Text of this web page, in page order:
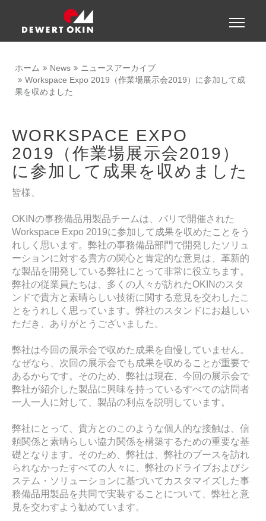
Toggle
ホーム News
ニュースアーカイブ
Workspace Expo 2019（作業場展示会2019）に参加して成
果を収めました
WORKSPACE EXPO
2019（作業場展示会2019）
に参加して成果を収めました
皆様、
OKINの事務備品用製品チームは、パリで開催された
Workspace Expo 2019に参加して成果を収めたことをう
れしく思います。弊社の事務備品部門で開発したソリュ
ーションに対する貴方の関心と肯定的な意見は、革新的
な製品を開発している弊社にとって非常に役立ちます。
弊社の従業員たちは、多くの人々が訪れたOKINのスタ
ンドで貴方と素晴らしい技術に関する意見を交わしたこ
とをうれしく思っています。弊社のスタンドにお越しい
ただき、ありがとうございました。
弊社は今回の展示会で収めた成果を自慢していません。
なぜなら、次回の展示会でも成果を収めることが重要で
あるからです。そのため、弊社は現在、今回の展示会で
弊社が紹介した製品に興味を持っているすべての訪問者
一人一人に対して、製品の利点を説明しています。
弊社にとって、貴方とのこのような個人的な接触は、信
頼関係と素晴らしい協力関係を構築するための重要な基
礎となります。そのため、弊社は、弊社のブースを訪れ
られなかったすべての人々に、弊社のドライブおよびシ
ステム・ソリューションに基づいてカスタマイズした事
務備品用製品を共同で実装することについて、弊社と意
見を交わすよう勧めています。